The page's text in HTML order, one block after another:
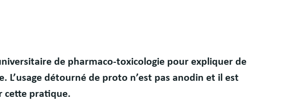
de pharmaco-toxicologie pour expliquer de
L’usage détourné de proto n’est pas anodin et il est
cette pratique.